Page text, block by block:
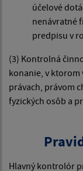
účelové
nenávratné
predpisu v
(3) Kontrolná
konanie, v ktorom
právach, právom
fyzických osôb a
Hlavný kontrolór